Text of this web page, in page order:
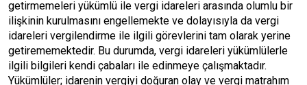
getirmemeleri yükümlü ile vergi idareleri arasında olumlu bir
ilişkinin kurulmasını engellemekte ve dolayısıyla da vergi
idareleri vergilendirme ile ilgili görevlerini tam olarak yerine
getirememektedir. Bu durumda, vergi idareleri yükümlülerle
ilgili bilgileri kendi çabaları ile edinmeye çalışmaktadır.
Yükümlüler; idarenin vergiyi doğuran olay ve vergi matrahım